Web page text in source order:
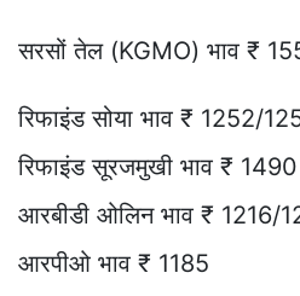
सरसों तेल (KGMO) भाव ₹
रिफाइंड सोया भाव ₹ 1252/
रिफाइंड सूरजमुखी भाव ₹ 1490
आरबीडी ओलिन भाव ₹ 1216/
आरपीओ भाव ₹ 1185